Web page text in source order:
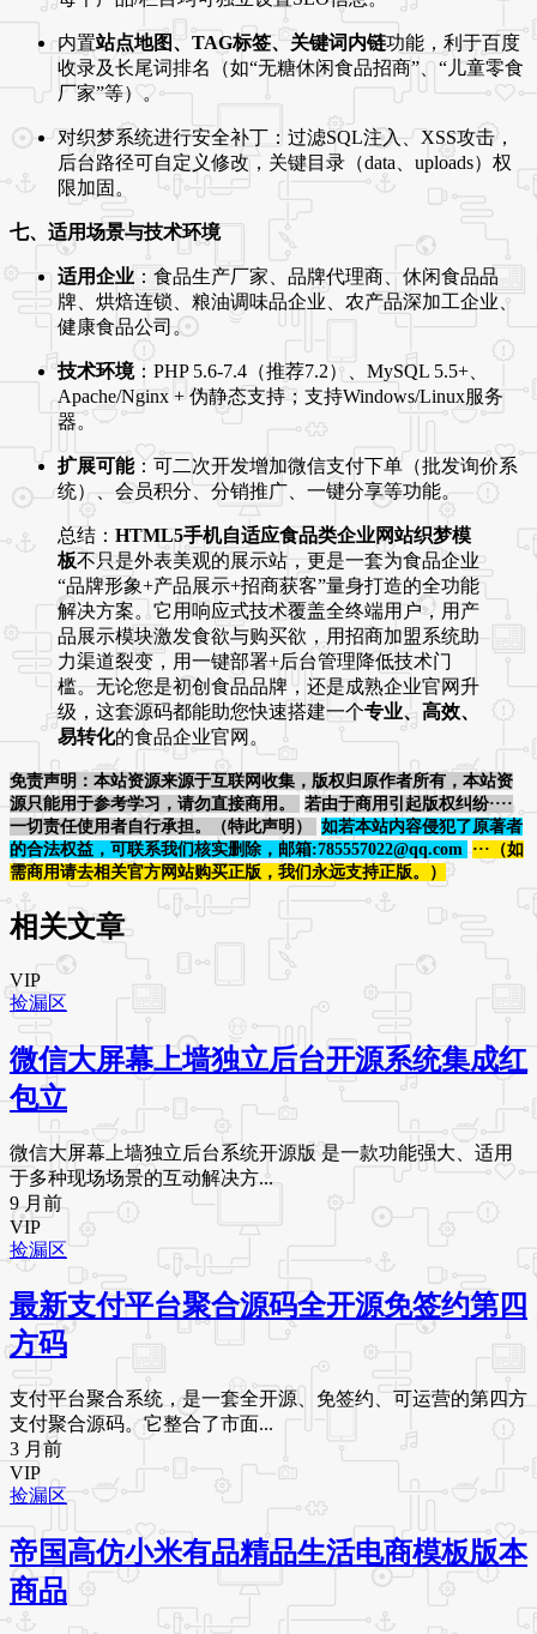
内置站点地图、TAG标签、关键词内链功能，利于百度
收录及长尾词排名（如“无糖休闲食品招商”、“儿童零食
厂家”等）。
对织梦系统进行安全补丁：过滤SQL注入、XSS攻击，
后台路径可自定义修改，关键目录（data、uploads）权
限加固。
七、适用场景与技术环境
适用企业 ：食品生产厂家、品牌代理商、休闲食品品
牌、烘焙连锁、粮油调味品企业、农产品深加工企业、
健康食品公司。
技术环境：PHP 5.6-7.4（推荐7.2）、MySQL 5.5+、
Apache/Nginx + 伪静态支持；支持Windows/Linux服务
器。
扩展可能：可二次开发增加微信支付下单（批发询价系
统）、会员积分、分销推广、一键分享等功能。
总结： HTML5手机自适应食品类企业网站织梦模
板不只是外表美观的展示站，更是一套为食品企业
“品牌形象+产品展示+招商获客”量身打造的全功能
解决方案。它用响应式技术覆盖全终端用户，用产
品展示模块激发食欲与购买欲，用招商加盟系统助
力渠道裂变，用一键部署+后台管理降低技术门
槛。无论您是初创食品品牌，还是成熟企业官网升
级，这套源码都能助您快速搭建一个专业、高效、
易转化的食品企业官网。
免责声明：本站资源来源于互联网收集，版权归原作者所有，本站资
源只能用于参考学习，请勿直接商用。
若由于商用引起版权纠纷····
一切责任使用者自行承担。（特此声明）
如若本站内容侵犯了原著者
的合法权益，可联系我们核实删除，邮箱:785557022@qq.com
···（如
需商用请去相关官方网站购买正版，我们永远支持正版。）
相关文章
VIP
捡漏区
微信大屏幕上墙独立后台开源系统集成红
包立
微信大屏幕上墙独立后台系统开源版 是一款功能强大、适用
于多种现场场景的互动解决方...
9 月前
VIP
捡漏区
最新支付平台聚合源码全开源免签约第四
方码
支付平台聚合系统，是一套全开源、免签约、可运营的第四方
支付聚合源码。它整合了市面...
3 月前
VIP
捡漏区
帝国高仿小米有品精品生活电商模板版本
商品